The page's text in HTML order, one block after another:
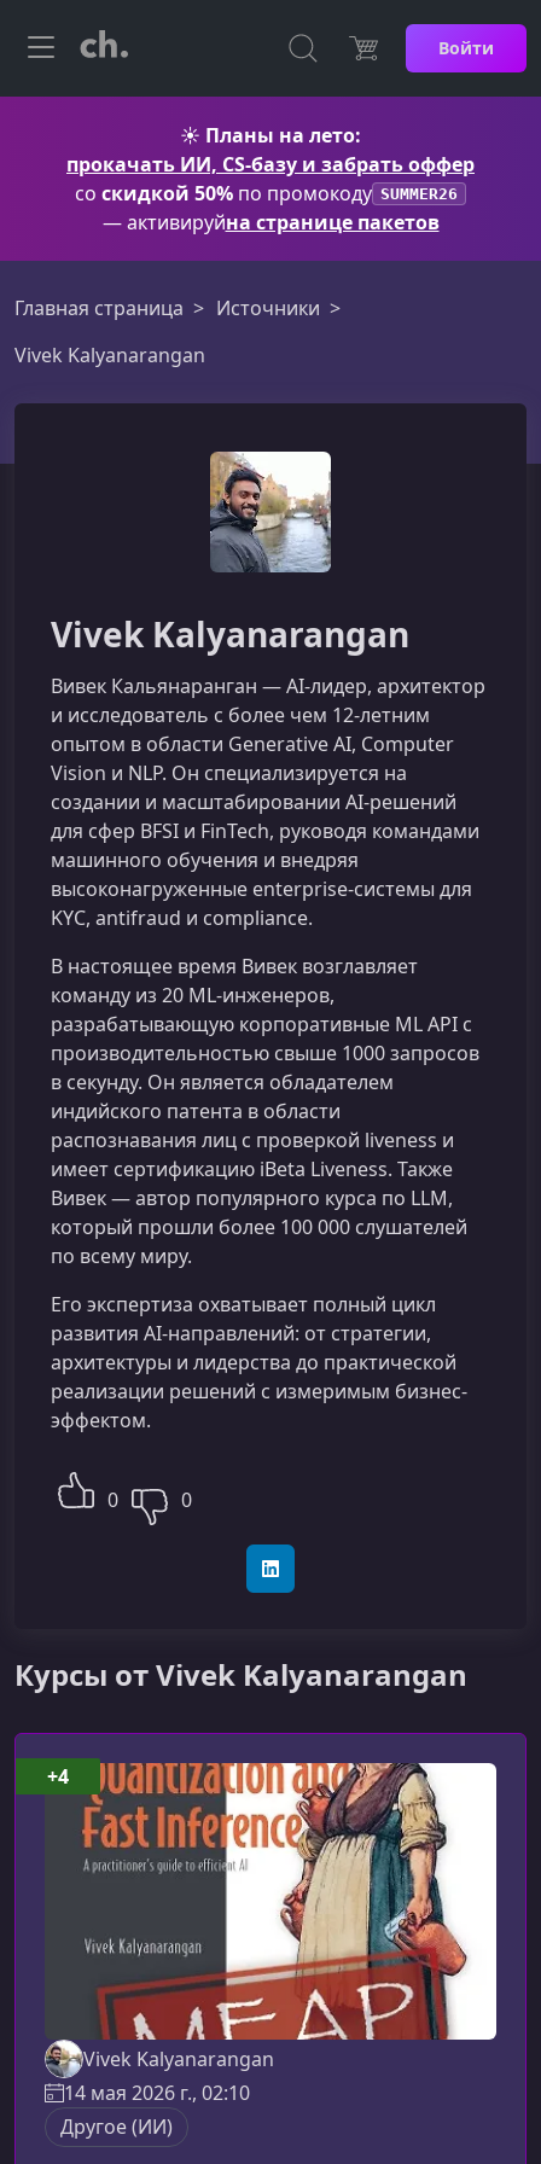
Войти
☀️ Планы на лето:
прокачать ИИ, CS-базу и забрать оффер
со скидкой 50% по промокоду SUMMER26
— активируйна странице пакетов
Главная страница
Источники
Vivek Kalyanarangan
Vivek Kalyanarangan
Вивек Кальянаранган — AI-лидер, архитектор
и исследователь с более чем 12-летним
опытом в области Generative AI, Computer
Vision и NLP. Он специализируется на
создании и масштабировании AI-решений
для сфер BFSI и FinTech, руководя командами
машинного обучения и внедряя
высоконагруженные enterprise-системы для
KYC, antifraud и compliance.
В настоящее время Вивек возглавляет
команду из 20 ML-инженеров,
разрабатывающую корпоративные ML API с
производительностью свыше 1000 запросов
в секунду. Он является обладателем
индийского патента в области
распознавания лиц с проверкой liveness и
имеет сертификацию iBeta Liveness. Также
Вивек — автор популярного курса по LLM,
который прошли более 100 000 слушателей
по всему миру.
Его экспертиза охватывает полный цикл
развития AI-направлений: от стратегии,
архитектуры и лидерства до практической
реализации решений с измеримым бизнес-
эффектом.
0 0
LinkedIn
Курсы от Vivek Kalyanarangan
Vivek Kalyanarangan
14 мая 2026 г., 02:10
Другое (ИИ)
+4